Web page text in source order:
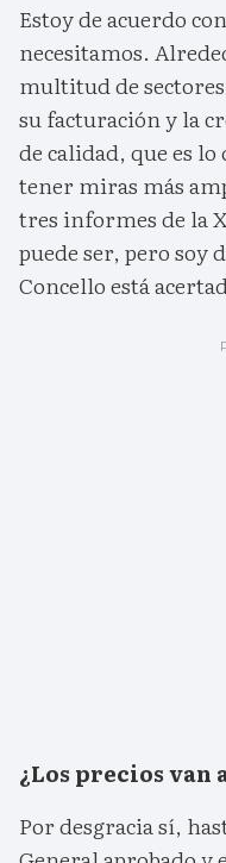
Estoy de acuerdo
necesitamos.
multitud de
su facturación y la
de calidad, que es
tener miras más
tres informes de la
puede ser, pero soy
Concello está
¿Los precios van
Por desgracia sí,